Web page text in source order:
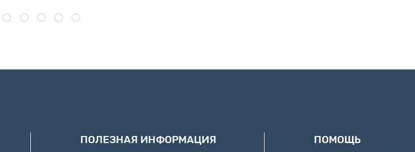
ПОЛЕЗНАЯ ИНФОРМАЦИЯ ПОМОЩЬ